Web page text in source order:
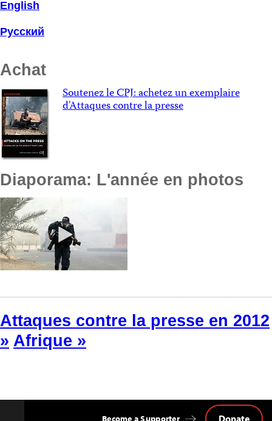
English
Русский
Achat
Soutenez le CPJ: achetez un exemplaire
d'Attaques contre la presse
Diaporama: L'année en photos
Attaques contre la presse en 2012
» Afrique »
Become a Supporter Donate